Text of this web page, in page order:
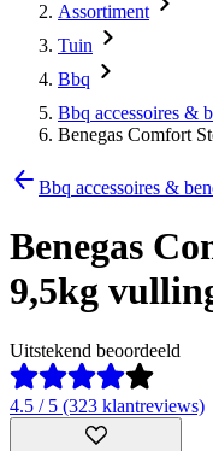
Assortiment
Tuin
Bbq
Bbq accessoires &
Benegas Comfort
Bbq accessoires &
Benegas
9,5kg
Uitstekend beoordeeld
4.5 / 5 (323 klantreviews)